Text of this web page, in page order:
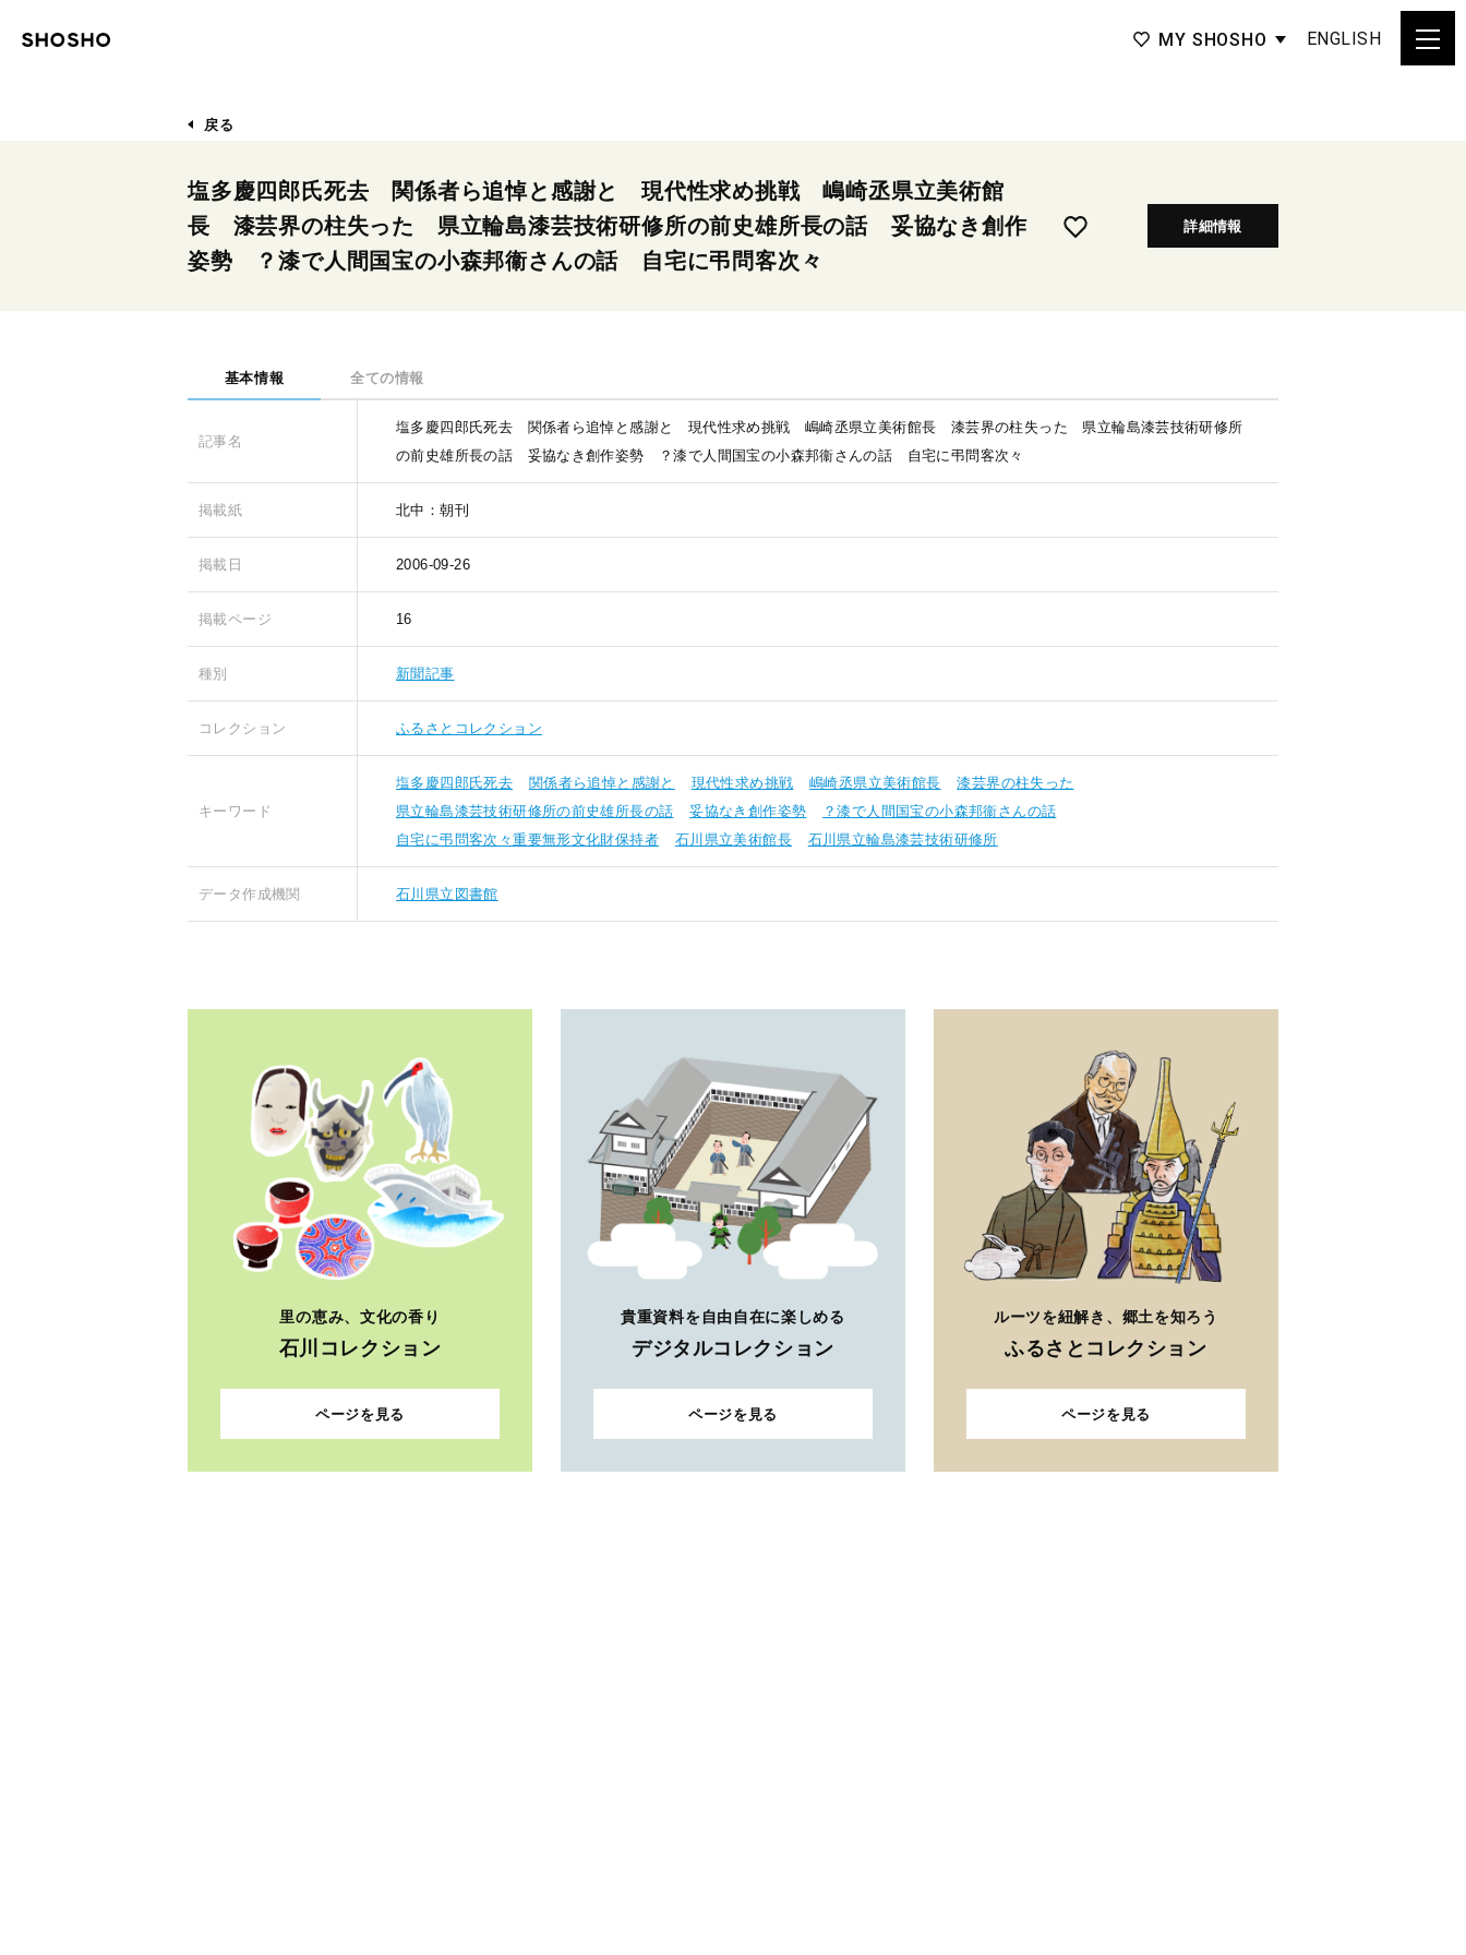
MY SHOSHO ENGLISH
戻る
塩多慶四郎氏死去 関係者ら追悼と感謝と 現代性求め挑戦 嶋崎丞県立美術館
長 漆芸界の柱失った 県立輪島漆芸技術研修所の前史雄所長の話 妥協なき創作
姿勢 ？漆で人間国宝の小森邦衞さんの話 自宅に弔問客次々
詳細情報
基本情報 全ての情報
記事名
塩多慶四郎氏死去 関係者ら追悼と感謝と 現代性求め挑戦 嶋崎丞県立美術館長 漆芸界の柱失った 県立輪島漆芸技術研修所
の前史雄所長の話 妥協なき創作姿勢 ？漆で人間国宝の小森邦衞さんの話 自宅に弔問客次々
掲載紙 北中：朝刊
掲載日 2006-09-26
掲載ページ 16
種別 新聞記事
コレクション ふるさとコレクション
キーワード
塩多慶四郎氏死去 関係者ら追悼と感謝と 現代性求め挑戦 嶋崎丞県立美術館長
漆芸界の柱失った
県立輪島漆芸技術研修所の前史雄所長の話
妥協なき創作姿勢
？漆で人間国宝の小森邦衞さんの話
自宅に弔問客次々重要無形文化財保持者
石川県立美術館長 石川県立輪島漆芸技術研修所
データ作成機関 石川県立図書館
里の恵み、文化の香り
石川コレクション
ページを見る
貴重資料を自由自在に楽しめる
デジタルコレクション
ページを見る
ルーツを紐解き、郷土を知ろう
ふるさとコレクション
ページを見る